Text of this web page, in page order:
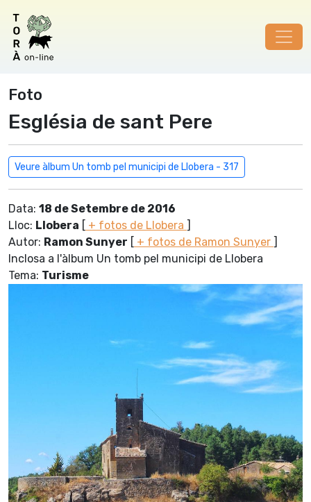
Foto
Església de sant Pere
Veure àlbum Un tomb pel municipi de Llobera - 317
Data: 18 de Setembre de 2016
Lloc: Llobera [ + fotos de Llobera ]
Autor: Ramon Sunyer [ + fotos de Ramon Sunyer ]
Inclosa a l'àlbum Un tomb pel municipi de Llobera
Tema: Turisme